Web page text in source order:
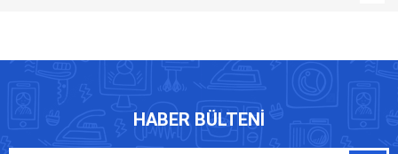
HABER BÜLTENI